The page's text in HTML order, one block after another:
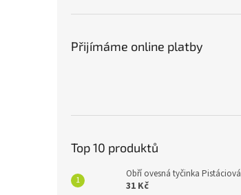
Přijímáme online platby
Top 10 produktů
Obří ovesná tyčinka Pistáciová
31 Kč